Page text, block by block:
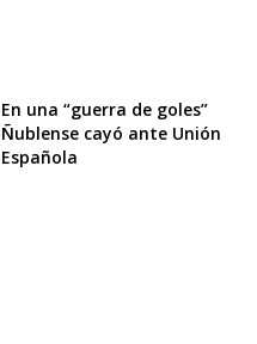
En una “guerra de goles”
Ñublense cayó ante Unión
Española